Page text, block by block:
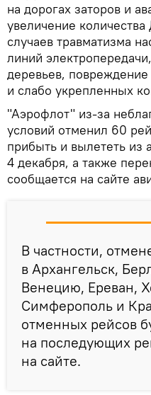
на дорогах заторов и
увеличение
случаев травматизма
линий
деревьев,
и слабо укрепленных
"Аэрофлот" из-за
условий отменил 60
прибыть и вылететь из
4 декабря, а также
сообщается на сайте
В частности,
в Архангельск,
Венецию, Ереван,
Симферополь и
отменных рейсов
на последующих
на сайте.